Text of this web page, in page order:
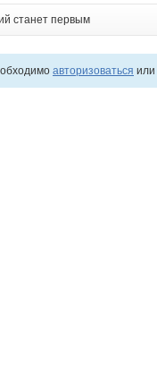
станет первым
авторизоваться или